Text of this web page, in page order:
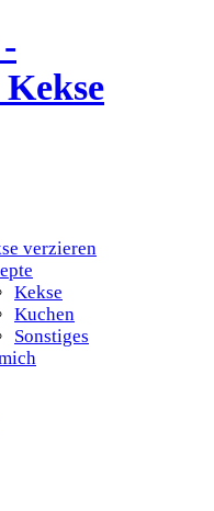
verzieren
Kekse
Kuchen
Sonstiges